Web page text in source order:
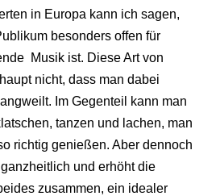
in Europa kann ich sagen,
besonders offen für
Musik ist. Diese Art von
nicht, dass man dabei
Im Gegenteil kann man
tanzen und lachen, man
richtig genießen. Aber dennoch
und erhöht die
zusammen, ein idealer